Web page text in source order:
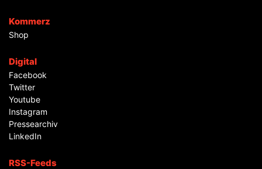
Kommerz
Shop
Digital
Facebook
Twitter
Youtube
Instagram
Pressearchiv
LinkedIn
RSS-Feeds